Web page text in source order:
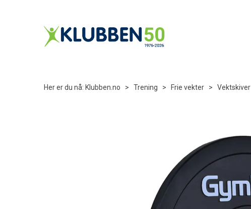
Her er du nå: Klubben.no > Trening > Frie vekter > Vektskiver